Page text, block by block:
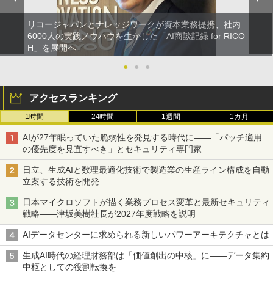
リコージャパンとナレッジワークが資本業務提携、社内
6000人の実践ノウハウを生かした「AI商談記録 for RICO
H」を展開へ
●
● ●
アクセスランキング
1時間 24時間 1週間 1カ月
AIが27年眠っていた脆弱性を発見する時代に――「パッチ適用
の優先度を見直すべき」とセキュリティ専門家
日立、生成AIと数理最適化技術で製造業の生産ライン構成を自動
立案する技術を開発
日本マイクロソフトが描く業務プロセス変革と最新セキュリティ
戦略――津坂美樹社長が2027年度戦略を説明
AIデータセンターに求められる新しいパワーアーキテクチャとは
生成AI時代の経理財務部は「価値創出の中核」に――データ集約
中枢としての役割転換を